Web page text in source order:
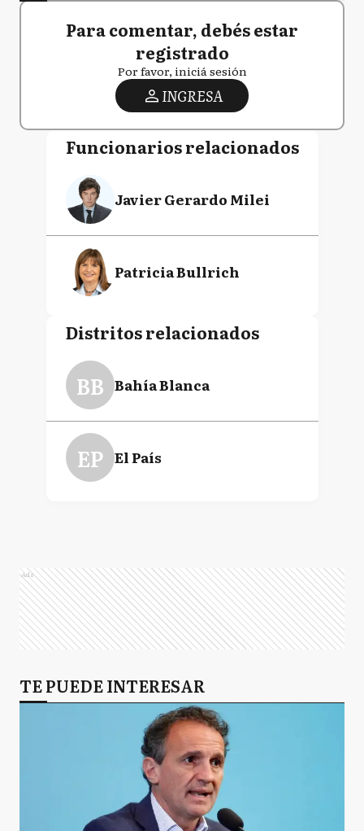
Para comentar, debés estar
registrado
Por favor, iniciá sesión
INGRESA
Funcionarios relacionados
Javier Gerardo Milei
Patricia Bullrich
Distritos relacionados
BB Bahía Blanca
EP El País
Ads
TE PUEDE INTERESAR